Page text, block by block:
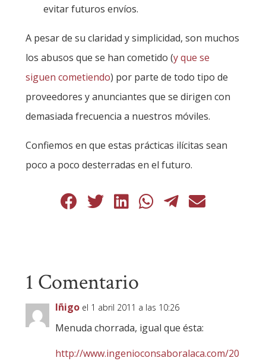
evitar futuros envíos.
A pesar de su claridad y simplicidad, son muchos
los abusos que se han cometido (y que se
siguen cometiendo) por parte de todo tipo de
proveedores y anunciantes que se dirigen con
demasiada frecuencia a nuestros móviles.
Confiemos en que estas prácticas ilícitas sean
poco a poco desterradas en el futuro.
1 Comentario
Iñigo el 1 abril 2011 a las 10:26
Menuda chorrada, igual que ésta:
http://www.ingenioconsaboralaca.com/20